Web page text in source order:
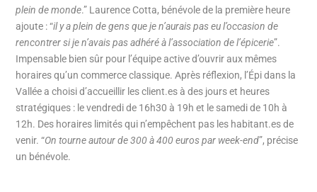
plein de monde.” Laurence Cotta, bénévole de la première heure
ajoute : “il y a plein de gens que je n’aurais pas eu l’occasion de
rencontrer si je n’avais pas adhéré à l’association de l’épicerie”.
Impensable bien sûr pour l’équipe active d’ouvrir aux mêmes
horaires qu’un commerce classique. Après réflexion, l’Épi dans la
Vallée a choisi d’accueillir les client.es à des jours et heures
stratégiques : le vendredi de 16h30 à 19h et le samedi de 10h à
12h. Des horaires limités qui n’empêchent pas les habitant.es de
venir. “On tourne autour de 300 à 400 euros par week-end”, précise
un bénévole.